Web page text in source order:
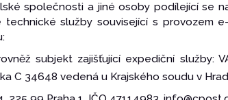
společnosti a jiné osoby podílející se
technické služby související s provozem
subjekt zajišťující expediční služby:
C 34648 vedená u Krajského soudu v